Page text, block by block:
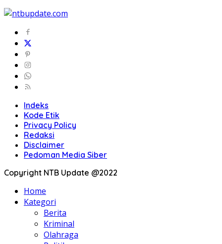
Indeks
Kode Etik
Privacy Policy
Redaksi
Disclaimer
Pedoman Media Siber
Copyright NTB Update @2022
Home
Kategori
Berita
Kriminal
Olahraga